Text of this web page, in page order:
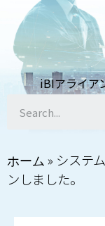
iBIアライア
ホーム » システ
ンしました。